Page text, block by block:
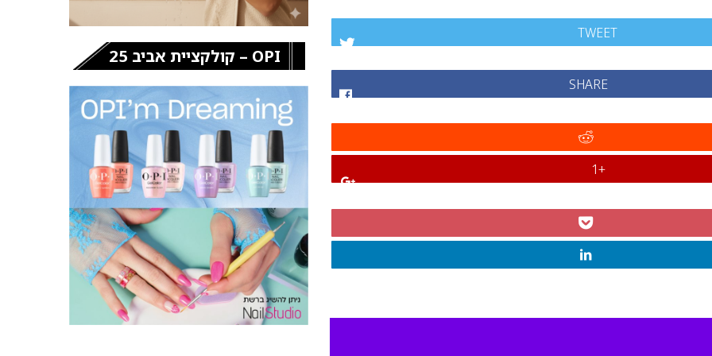
TWEET
SHARE
+1
OPI – קולקציית אביב 25